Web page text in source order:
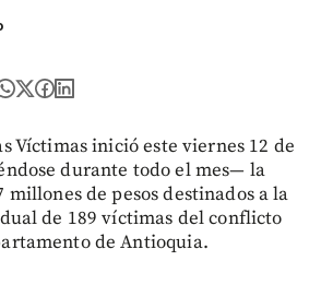
Víctimas inició este viernes 12 de
durante todo el mes— la
millones de pesos destinados a la
de 189 víctimas del conflicto
de Antioquia.